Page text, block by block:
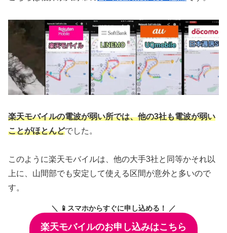
楽天モバイルの電波が弱い所では、他の3社も電波が弱い
ことがほとんどでした。
このように楽天モバイルは、他の大手3社と同等かそれ以
上に、山間部でも安定して使える区間が意外と多いので
す。
＼ 📱スマホからすぐに申し込める！ ／
楽天モバイルのお申し込みはこちら